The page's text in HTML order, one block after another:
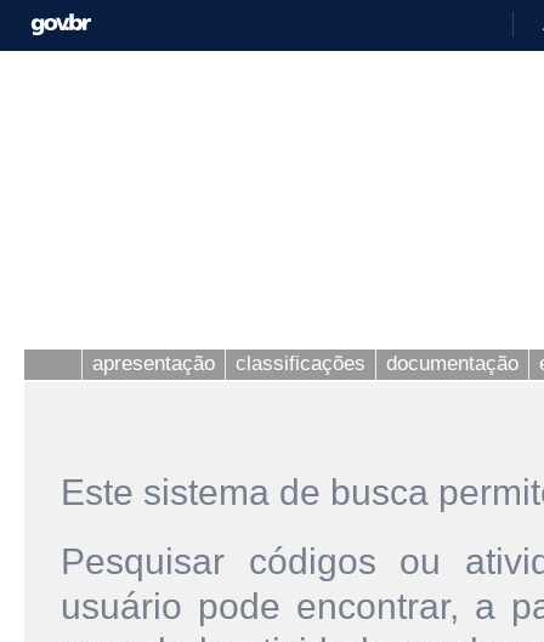
apresentação classificações documentação
Este sistema de busca
Pesquisar códigos ou
usuário pode encontrar, a